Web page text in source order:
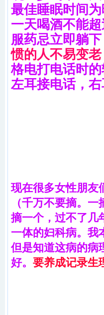
最佳睡眠时间
一天喝酒不能
服药忌立即躺
惯的人不易变老
格电打电话时
左耳接电话，
现在很多女性朋友
（千万不要摘。一
摘一个，过不了几
一体的妇科病。我
但是知道这病的病
好。 要养成记录生